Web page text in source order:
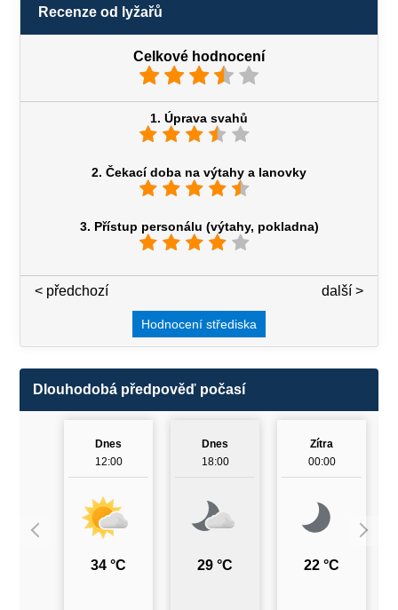
Recenze od lyžařů
Celkové hodnocení
1. Úprava svahů
2. Čekací doba na výtahy a lanovky
3. Přístup personálu (výtahy, pokladna)
další >
< předchozí
Hodnocení střediska
Dlouhodobá předpověď počasí
Dnes
12:00
34 °C
Dnes
18:00
29 °C
Zítra
00:00
22 °C